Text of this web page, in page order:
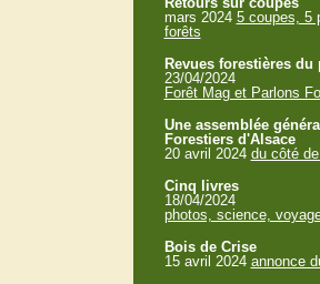
mars 2024 5 coupes, 5
forêts
Revues forestières du
23/04/2024
Forêt Mag et Parlons
Une assemblée
Forestiers d'Alsace
20 avril 2024 du côté
Cinq livres
18/04/2024
photos, science,
Bois de Crise
15 avril 2024 annonce